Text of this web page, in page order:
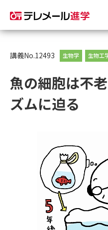
資料請求
大学・短大の資料種類から
大学・短大以外の資料から
専門学校の資料請求
講義No.12493 生物学 生物工
魚の細胞は不
ズムに迫る